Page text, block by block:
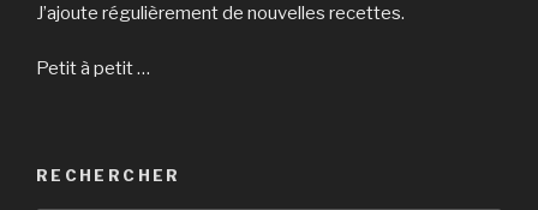
J’ajoute régulièrement de nouvelles recettes.
Petit à petit …
RECHERCHER